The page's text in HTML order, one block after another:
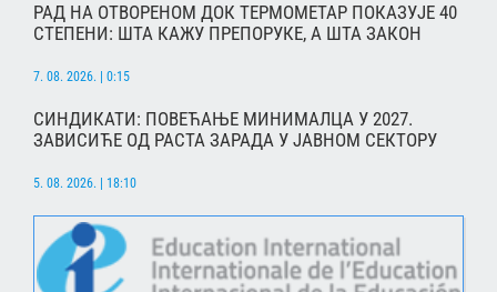
РАД НА ОТВОРЕНОМ ДОК ТЕРМОМЕТАР ПОКАЗУЈЕ 40
СТЕПЕНИ: ШТА КАЖУ ПРЕПОРУКЕ, А ШТА ЗАКОН
7. 08. 2026. | 0:15
СИНДИКАТИ: ПОВЕЋАЊЕ МИНИМАЛЦА У 2027.
ЗАВИСИЋЕ ОД РАСТА ЗАРАДА У ЈАВНОМ СЕКТОРУ
5. 08. 2026. | 18:10